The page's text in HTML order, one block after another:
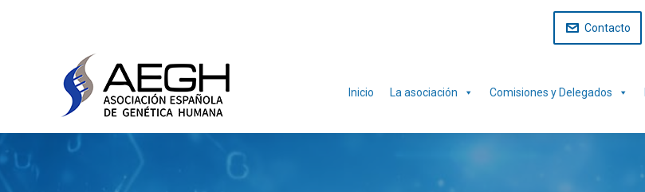
Contacto
Inicio La asociación Comisiones y Delegados